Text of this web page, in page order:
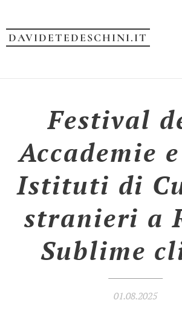
DAVIDETEDESCHINI.IT
Festival
Accademie
Istituti di
stranieri a
Sublime
01.08.2025